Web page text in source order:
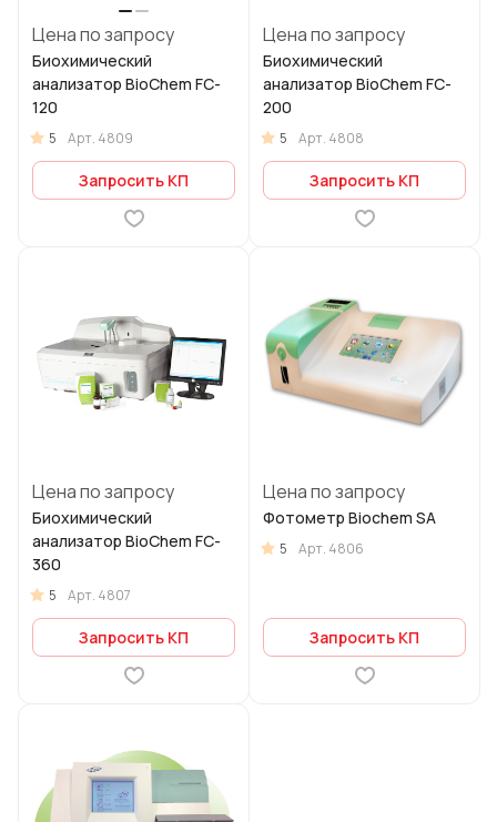
Цена по запросу
Биохимический
анализатор BioChem FC-
120
5 Арт. 4809
Запросить КП
Цена по запросу
Биохимический
анализатор BioChem FC-
200
5 Арт. 4808
Запросить КП
Цена по запросу
Биохимический
анализатор BioChem FC-
360
5 Арт. 4807
Запросить КП
Цена по запросу
Фотометр Вiochem SA
5 Арт. 4806
Запросить КП